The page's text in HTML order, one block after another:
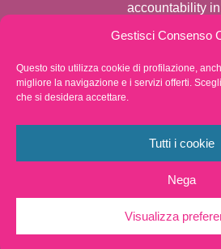
Gestisci Consenso
Questo sito utilizza cookie di profilazione,
migliore la navigazione e i servizi offerti.
che si desidera accettare.
Tutti i cookie
Nega
Visualizza
accountability in
chains.
Privacy Policy
Whistleblowing
VAT
20570